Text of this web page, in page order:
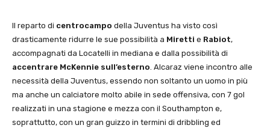
Il reparto di centrocampo della Juventus ha visto così
drasticamente ridurre le sue possibilità a Miretti e Rabiot,
accompagnati da Locatelli in mediana e dalla possibilità di
accentrare McKennie sull’esterno . Alcaraz viene incontro alle
necessità della Juventus, essendo non soltanto un uomo in più
ma anche un calciatore molto abile in sede offensiva, con 7 gol
realizzati in una stagione e mezza con il Southampton e,
soprattutto, con un gran guizzo in termini di dribbling ed